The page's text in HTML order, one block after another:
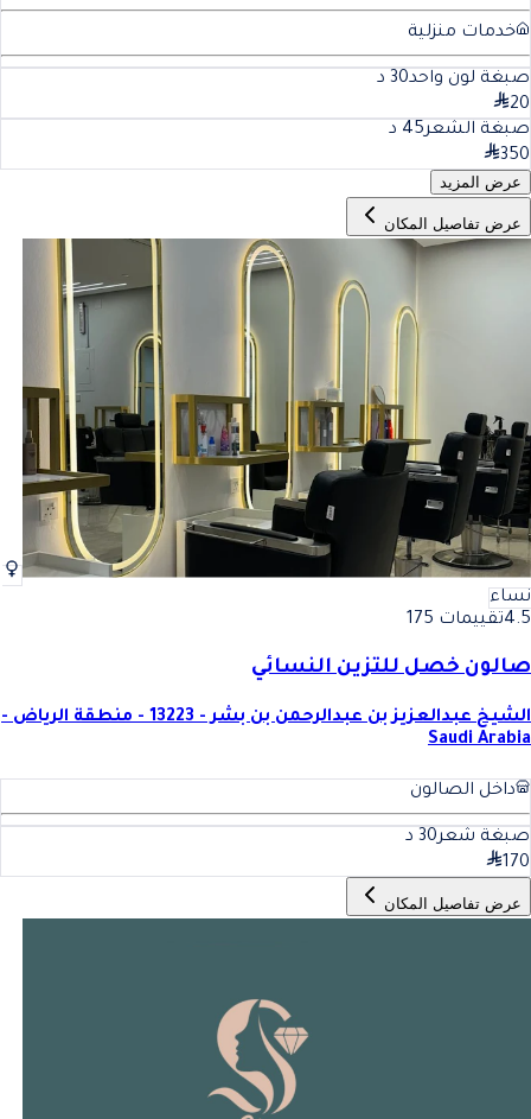
خدمات منزلية
صبغة لون واحد30 د
20
صبغة الشعر45 د
350
عرض المزيد
عرض تفاصيل المكان
نساء
4.5تقييمات 175
صالون خصل للتزين النسائي
الشيخ عبدالعزيز بن عبدالرحمن بن بشر - 13223 - منطقة الرياض -
Saudi Arabia
داخل الصالون
صبغة شعر30 د
170
عرض تفاصيل المكان